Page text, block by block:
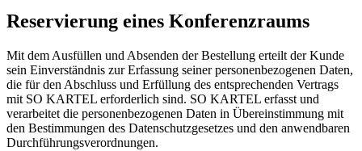
Reservierung eines Konferenzraums
Mit dem Ausfüllen und Absenden der Bestellung erteilt der Kunde
sein Einverständnis zur Erfassung seiner personenbezogenen Daten,
die für den Abschluss und Erfüllung des entsprechenden Vertrags
mit SO KARTEL erforderlich sind. SO KARTEL erfasst und
verarbeitet die personenbezogenen Daten in Übereinstimmung mit
den Bestimmungen des Datenschutzgesetzes und den anwendbaren
Durchführungsverordnungen.